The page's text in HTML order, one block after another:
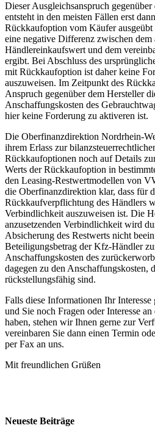
Dieser Ausgleichsanspruch
entsteht in den meisten Fällen erst
Rückkaufoption vom Käufer
eine negative Differenz zwischen dem
Händlereinkaufswert und dem
ergibt. Bei Abschluss des
mit Rückkaufoption ist daher keine
auszuweisen. Im Zeitpunkt des
Anspruch gegenüber dem Hersteller
Anschaffungskosten des
hier keine Forderung zu aktiveren ist.
Die Oberfinanzdirektion Nordrhein-
ihrem Erlass zur
Rückkaufoptionen noch auf Details
Werts der Rückkaufoption in
den Leasing-Restwertmodellen von
die Oberfinanzdirektion klar, dass für
Rückkaufverpflichtung des Händlers
Verbindlichkeit auszuweisen ist. Die
anzusetzenden Verbindlichkeit wird
Absicherung des Restwerts nicht
Beteiligungsbetrag der Kfz-Händler
Anschaffungskosten des
dagegen zu den Anschaffungskosten,
rückstellungsfähig sind.
Falls diese Informationen Ihr Interesse
und Sie noch Fragen oder Interesse
haben, stehen wir Ihnen gerne zur
vereinbaren Sie dann einen Termin
per Fax an uns.
Mit freundlichen Grüßen
Neueste Beiträge